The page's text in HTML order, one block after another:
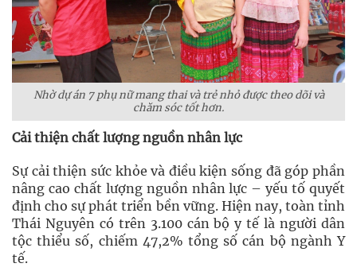
Nhờ dự án 7 phụ nữ mang thai và trẻ nhỏ được theo dõi và
chăm sóc tốt hơn.
Cải thiện chất lượng nguồn nhân lực
Sự cải thiện sức khỏe và điều kiện sống đã góp phần
nâng cao chất lượng nguồn nhân lực – yếu tố quyết
định cho sự phát triển bền vững. Hiện nay, toàn tỉnh
Thái Nguyên có trên 3.100 cán bộ y tế là người dân
tộc thiểu số, chiếm 47,2% tổng số cán bộ ngành Y
tế.